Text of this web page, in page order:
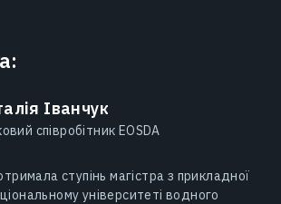
Іванчук
співробітник EOSDA
ступінь магістра з прикладної
університеті водного